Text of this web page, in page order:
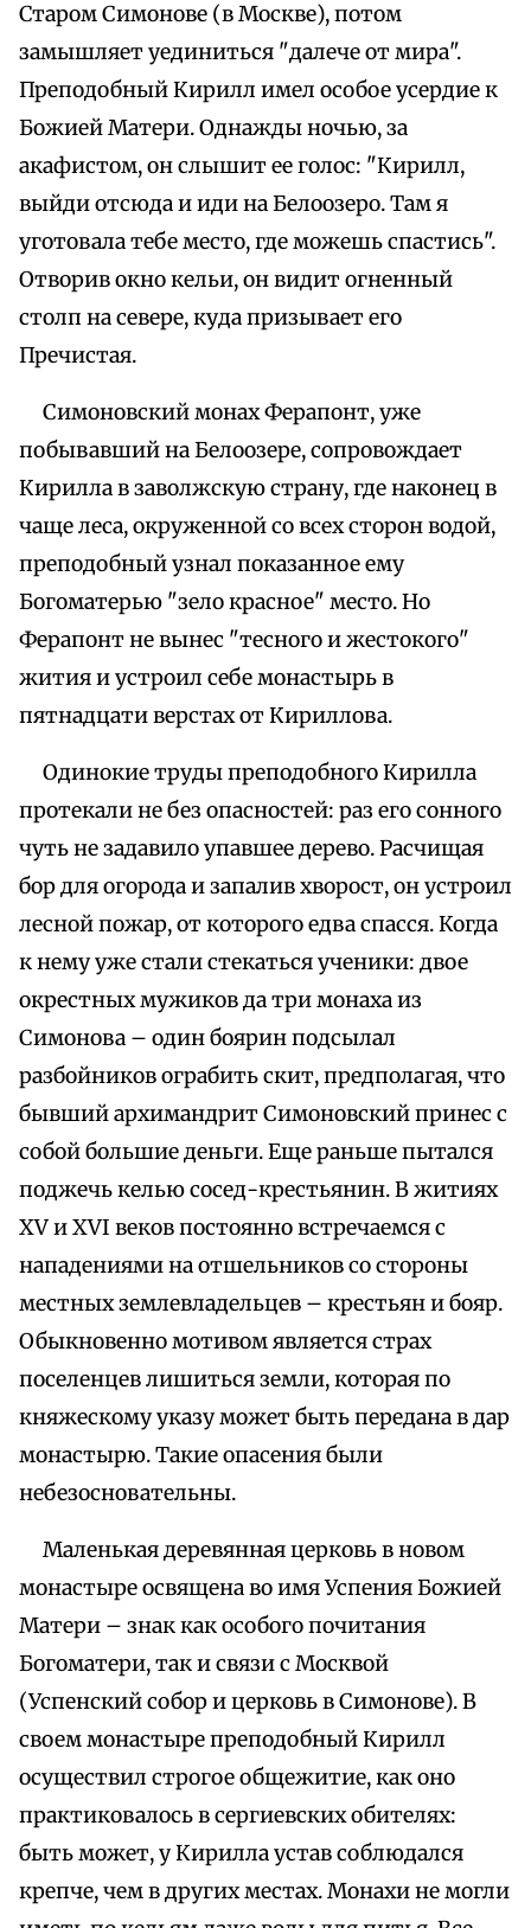
Старом Симонове (в Москве), потом
замышляет уединиться "далече от мира".
Преподобный Кирилл имел особое усердие к
Божией Матери. Однажды ночью, за
акафистом, он слышит ее голос: "Кирилл,
выйди отсюда и иди на Белоозеро. Там я
уготовала тебе место, где можешь спастись".
Отворив окно кельи, он видит огненный
столп на севере, куда призывает его
Пречистая.
Симоновский монах Ферапонт, уже
побывавший на Белоозере, сопровождает
Кирилла в заволжскую страну, где наконец в
чаще леса, окруженной со всех сторон водой,
преподобный узнал показанное ему
Богоматерью "зело красное" место. Но
Ферапонт не вынес "тесного и жестокого"
жития и устроил себе монастырь в
пятнадцати верстах от Кириллова.
Одинокие труды преподобного Кирилла
протекали не без опасностей: раз его сонного
чуть не задавило упавшее дерево. Расчищая
бор для огорода и запалив хворост, он устроил
лесной пожар, от которого едва спасся. Когда
к нему уже стали стекаться ученики: двое
окрестных мужиков да три монаха из
Симонова – один боярин подсылал
разбойников ограбить скит, предполагая, что
бывший архимандрит Симоновский принес с
собой большие деньги. Еще раньше пытался
поджечь келью сосед-крестьянин. В житиях
XV и XVI веков постоянно встречаемся с
нападениями на отшельников со стороны
местных землевладельцев – крестьян и бояр.
Обыкновенно мотивом является страх
поселенцев лишиться земли, которая по
княжескому указу может быть передана в дар
монастырю. Такие опасения были
небезосновательны.
Маленькая деревянная церковь в новом
монастыре освящена во имя Успения Божией
Матери – знак как особого почитания
Богоматери, так и связи с Москвой
(Успенский собор и церковь в Симонове). В
своем монастыре преподобный Кирилл
осуществил строгое общежитие, как оно
практиковалось в сергиевских обителях:
быть может, у Кирилла устав соблюдался
крепче, чем в других местах. Монахи не могли